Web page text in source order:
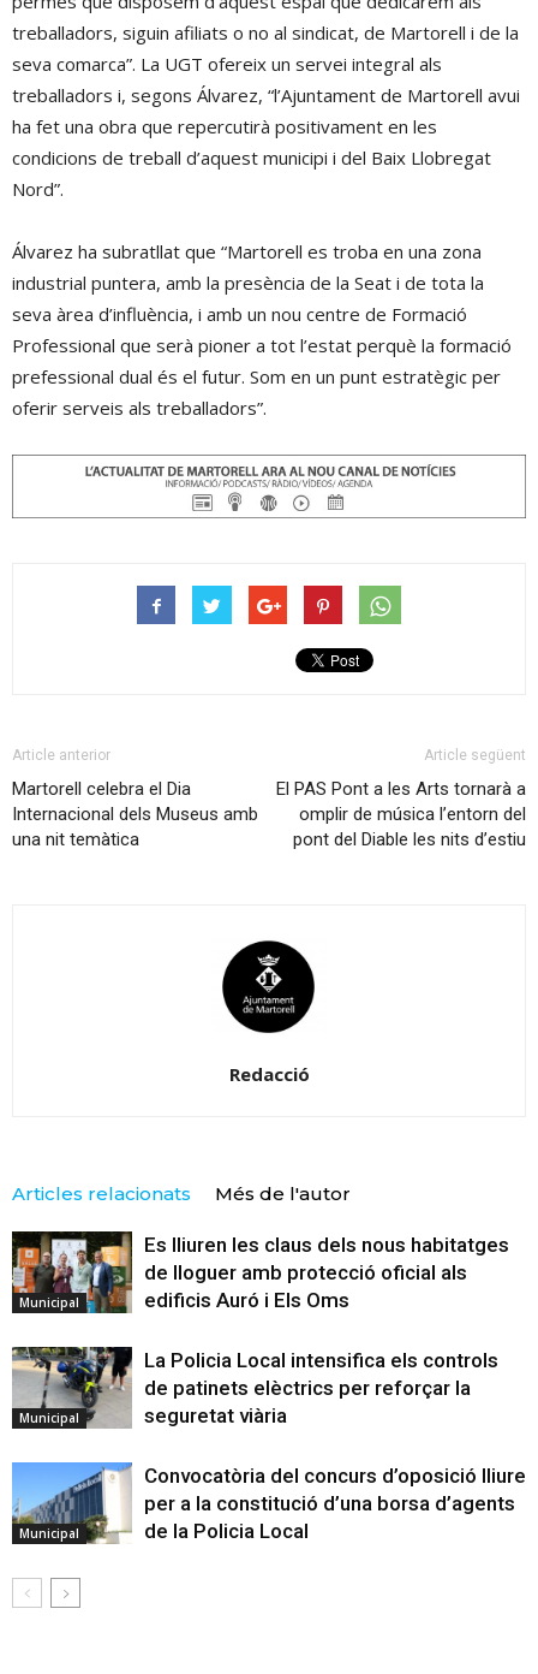
treballadors, siguin afiliats o no al sindicat, de Martorell i de la
seva comarca”. La UGT ofereix un servei integral als
treballadors i, segons Álvarez, “l’Ajuntament de Martorell avui
ha fet una obra que repercutirà positivament en les
condicions de treball d’aquest municipi i del Baix Llobregat
Nord”.
Álvarez ha subratllat que “Martorell es troba en una zona
industrial puntera, amb la presència de la Seat i de tota la
seva àrea d’influència, i amb un nou centre de Formació
Professional que serà pioner a tot l’estat perquè la formació
prefessional dual és el futur. Som en un punt estratègic per
oferir serveis als treballadors”.
Article anterior
Martorell celebra el Dia
Internacional dels Museus amb
una nit temàtica
Article següent
El PAS Pont a les Arts tornarà a
omplir de música l’entorn del
pont del Diable les nits d’estiu
Redacció
Articles relacionats Més de l'autor
Municipal
Es lliuren les claus dels nous habitatges
de lloguer amb protecció oficial als
edificis Auró i Els Oms
Municipal
La Policia Local intensifica els controls
de patinets elèctrics per reforçar la
seguretat viària
Municipal
Convocatòria del concurs d’oposició lliure
per a la constitució d’una borsa d’agents
de la Policia Local